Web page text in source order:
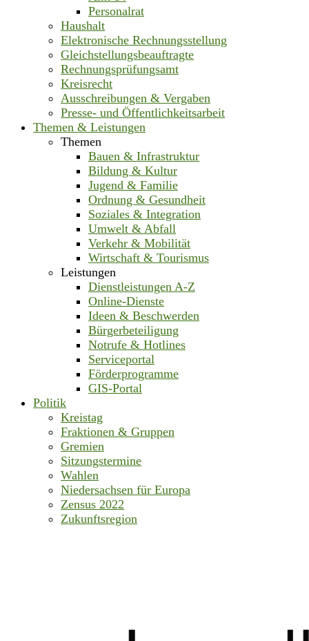
Personalrat
Haushalt
Elektronische Rechnungsstellung
Gleichstellungsbeauftragte
Rechnungsprüfungsamt
Kreisrecht
Ausschreibungen & Vergaben
Presse- und Öffentlichkeitsarbeit
Themen & Leistungen
Themen
Bauen & Infrastruktur
Bildung & Kultur
Jugend & Familie
Ordnung & Gesundheit
Soziales & Integration
Umwelt & Abfall
Verkehr & Mobilität
Wirtschaft & Tourismus
Leistungen
Dienstleistungen A-Z
Online-Dienste
Ideen & Beschwerden
Bürgerbeteiligung
Notrufe & Hotlines
Serviceportal
Förderprogramme
GIS-Portal
Politik
Kreistag
Fraktionen & Gruppen
Gremien
Sitzungstermine
Wahlen
Niedersachsen für Europa
Zensus 2022
Zukunftsregion